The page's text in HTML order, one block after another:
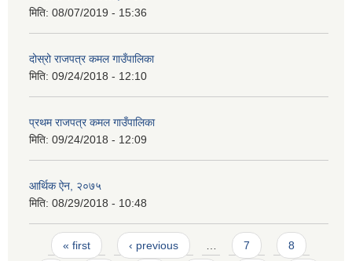
मिति: 08/07/2019 - 15:36
दोस्रो राजपत्र कमल गाउँपालिका
मिति: 09/24/2018 - 12:10
प्रथम राजपत्र कमल गाउँपालिका
मिति: 09/24/2018 - 12:09
आर्थिक ऐन, २०७५
मिति: 08/29/2018 - 10:48
Pages
« first ‹ previous … 7 8